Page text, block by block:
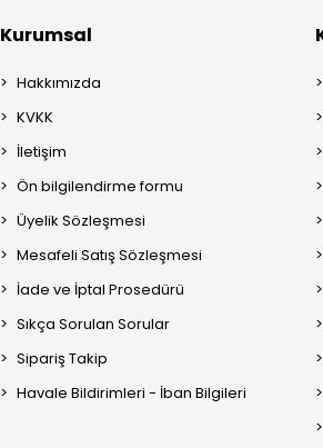
Kurumsal
Hakkımızda
KVKK
İletişim
Ön bilgilendirme formu
Üyelik Sözleşmesi
Mesafeli Satış Sözleşmesi
İade ve İptal Prosedürü
Sıkça Sorulan Sorular
Sipariş Takip
Havale Bildirimleri - İban Bilgileri